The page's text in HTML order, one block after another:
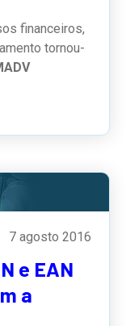
financeiros,
tornou-
7 agosto 2016
e EAN
a